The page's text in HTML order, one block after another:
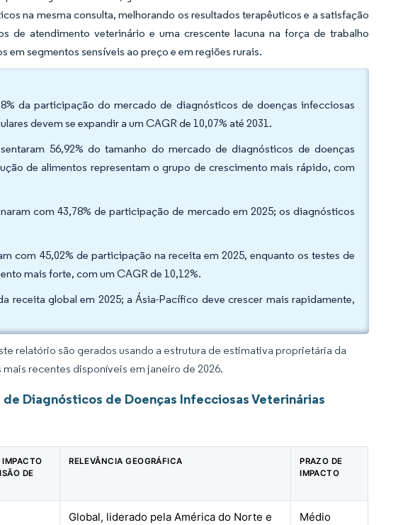
na mesma consulta, melhorando os resultados terapêuticos e a satisfação
de atendimento veterinário e uma crescente lacuna na força de trabalho
segmentos sensíveis ao preço e em regiões rurais.
da participação do mercado de diagnósticos de doenças infecciosas
devem se expandir a um CAGR de 10,07% até 2031.
56,92% do tamanho do mercado de diagnósticos de doenças
de alimentos representam o grupo de crescimento mais rápido, com
com 43,78% de participação de mercado em 2025; os diagnósticos
com 45,02% de participação na receita em 2025, enquanto os testes de
mais forte, com um CAGR de 10,12%.
receita global em 2025; a Ásia-Pacífico deve crescer mais rapidamente,
relatório são gerados usando a estrutura de estimativa proprietária da
recentes disponíveis em janeiro de 2026.
Diagnósticos de Doenças Infecciosas Veterinárias
DE
RELEVÂNCIA GEOGRÁFICA
PRAZO DE
IMPACTO
Global, liderado pela América do Norte e
Médio